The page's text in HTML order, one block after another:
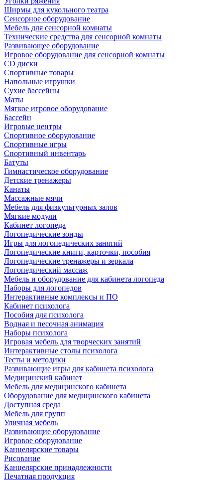
Ширмы для кукольного театра
Сенсорное оборудование
Мебель для сенсорной комнаты
Технические средства для сенсорной комнаты
Развивающее оборудование
Игровое оборудование для сенсорной комнаты
CD диски
Спортивные товары
Напольные игрушки
Сухие бассейны
Маты
Мягкое игровое оборудование
Бассейн
Игровые центры
Спортивное оборудование
Спортивные игры
Спортивный инвентарь
Батуты
Гимнастическое оборудование
Детские тренажеры
Канаты
Массажные мячи
Мебель для физкультурных залов
Мягкие модули
Кабинет логопеда
Логопедические зонды
Игры для логопедических занятий
Логопедические книги, карточки, пособия
Логопедические тренажеры и зеркала
Логопедический массаж
Мебель и оборудование для кабинета логопеда
Наборы для логопедов
Интерактивные комплексы и ПО
Кабинет психолога
Пособия для психолога
Водная и песочная анимация
Наборы психолога
Игровая мебель для творческих занятий
Интерактивные столы психолога
Тесты и методики
Развивающие игры для кабинета психолога
Медицинский кабинет
Мебель для медицинского кабинета
Оборудование для медицинского кабинета
Доступная среда
Мебель для групп
Уличная мебель
Развивающие оборудование
Игровое оборудование
Канцелярские товары
Рисование
Канцелярские принадлежности
Печатная продукция